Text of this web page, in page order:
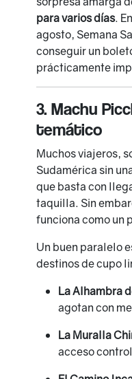
para varios días.
agosto, Semana
conseguir un
prácticamente
3. Machu
temático
Muchos viajeros,
Sudamérica sin
que basta con
taquilla. Sin
funciona como un
Un buen paralelo
destinos de cupo
La Alhambra
agotan con
La Muralla
acceso